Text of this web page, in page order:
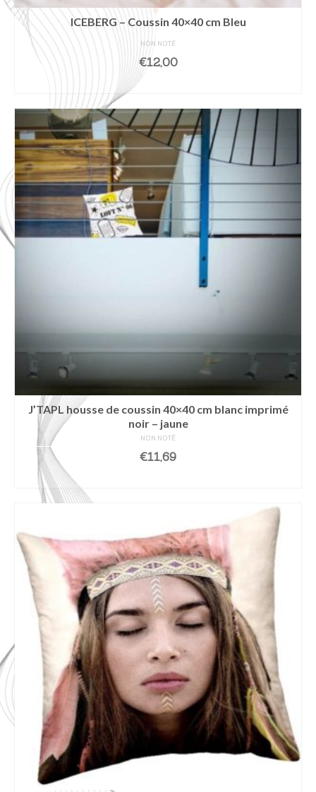
ICEBERG – Coussin 40×40 cm Bleu
NON NOTÉ
€12,00
AJOUTER AU PANIER
J’TAPL housse de coussin 40×40 cm blanc imprimé
noir – jaune
NON NOTÉ
€11,69